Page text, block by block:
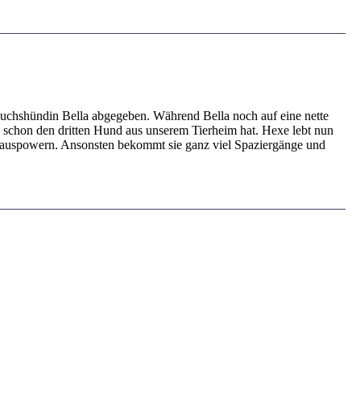
Bella abgegeben. Während Bella noch auf eine nette
den dritten Hund aus unserem Tierheim hat. Hexe lebt nun
Ansonsten bekommt sie ganz viel Spaziergänge und